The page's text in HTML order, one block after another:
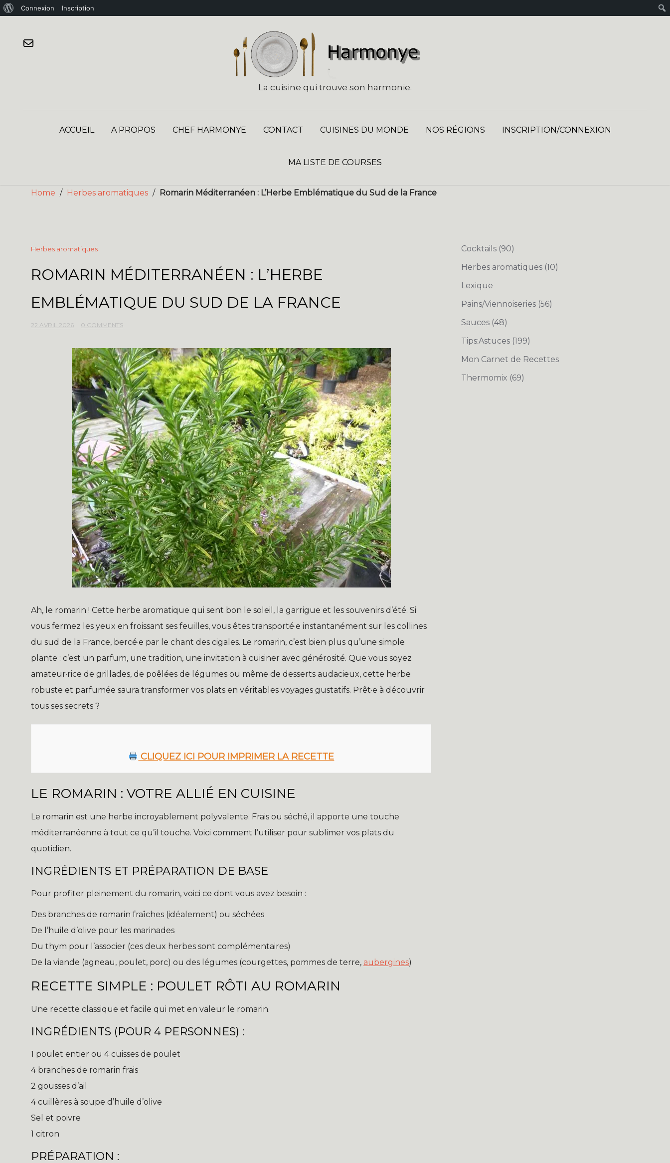
Connexion Inscription
La cuisine qui trouve son harmonie.
ACCUEIL A PROPOS CHEF HARMONYE CONTACT CUISINES DU MONDE NOS RÉGIONS INSCRIPTION/CONNEXION
MA LISTE DE COURSES
Home / Herbes aromatiques / Romarin Méditerranéen : L’Herbe Emblématique du Sud de la France
Herbes aromatiques
ROMARIN MÉDITERRANÉEN : L’HERBE
EMBLÉMATIQUE DU SUD DE LA FRANCE
22 AVRIL 2026 0 COMMENTS
Ah, le romarin ! Cette herbe aromatique qui sent bon le soleil, la garrigue et les souvenirs d’été. Si
vous fermez les yeux en froissant ses feuilles, vous êtes transporté·e instantanément sur les collines
du sud de la France, bercé·e par le chant des cigales. Le romarin, c’est bien plus qu’une simple
plante : c’est un parfum, une tradition, une invitation à cuisiner avec générosité. Que vous soyez
amateur·rice de grillades, de poêlées de légumes ou même de desserts audacieux, cette herbe
robuste et parfumée saura transformer vos plats en véritables voyages gustatifs. Prêt·e à découvrir
tous ses secrets ?
CLIQUEZ ICI POUR IMPRIMER LA RECETTE
LE ROMARIN : VOTRE ALLIÉ EN CUISINE
Le romarin est une herbe incroyablement polyvalente. Frais ou séché, il apporte une touche
méditerranéenne à tout ce qu’il touche. Voici comment l’utiliser pour sublimer vos plats du
quotidien.
INGRÉDIENTS ET PRÉPARATION DE BASE
Pour profiter pleinement du romarin, voici ce dont vous avez besoin :
Des branches de romarin fraîches (idéalement) ou séchées
De l’huile d’olive pour les marinades
Du thym pour l’associer (ces deux herbes sont complémentaires)
De la viande (agneau, poulet, porc) ou des légumes (courgettes, pommes de terre, aubergines)
RECETTE SIMPLE : POULET RÔTI AU ROMARIN
Une recette classique et facile qui met en valeur le romarin.
INGRÉDIENTS (POUR 4 PERSONNES) :
1 poulet entier ou 4 cuisses de poulet
4 branches de romarin frais
2 gousses d’ail
4 cuillères à soupe d’huile d’olive
Sel et poivre
1 citron
PRÉPARATION :
Cocktails (90)
Herbes aromatiques (10)
Lexique
Pains/Viennoiseries (56)
Sauces (48)
Tips:Astuces (199)
Mon Carnet de Recettes
Thermomix (69)